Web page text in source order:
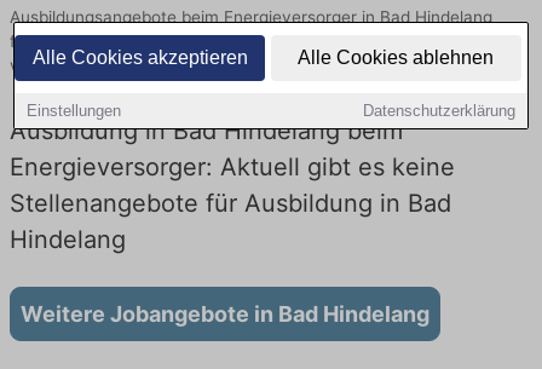
Alle Cookies akzeptieren Alle Cookies ablehnen
Einstellungen Datenschutzerklärung
Ausbildungsangebote beim Energieversorger in Bad Hindelang
finden Sie von namhaften Firmen. Entdecken Sie freie Optionen
von Top-Arbeitgebern und bewerben Sie sich noch heute.
Ausbildung in Bad Hindelang beim
Energieversorger: Aktuell gibt es keine
Stellenangebote für Ausbildung in Bad
Hindelang
Weitere Jobangebote in Bad Hindelang